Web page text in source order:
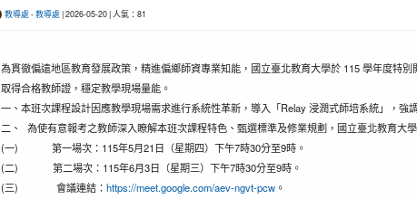
教導處-教導處| 2026-05-20 | 人氣：81
為貫徹偏遠地區教育發展政策，精進偏鄉師資專業知能，國立臺北教育大學於 115 學年度特
取得合格教師證，穩定教學現場量能。
一、 本班次課程設計因應教學現場需求進行系統性革新，導入「Relay 浸潤式師培系統」，
二、
為使有意報考之教師深入瞭解本班次課程特色、甄選標準及修業規劃，國立臺北教育大
(一)
第一場次：115年5月21日（星期四）下午7時30分至9時。
(二)
第二場次：115年6月3日（星期三）下午7時30分至9時。
(三)
會議連結： https://meet.google.com/aev-ngvt-pcw 。